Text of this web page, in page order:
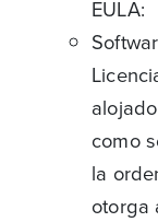
EULA:
como
la
otorga